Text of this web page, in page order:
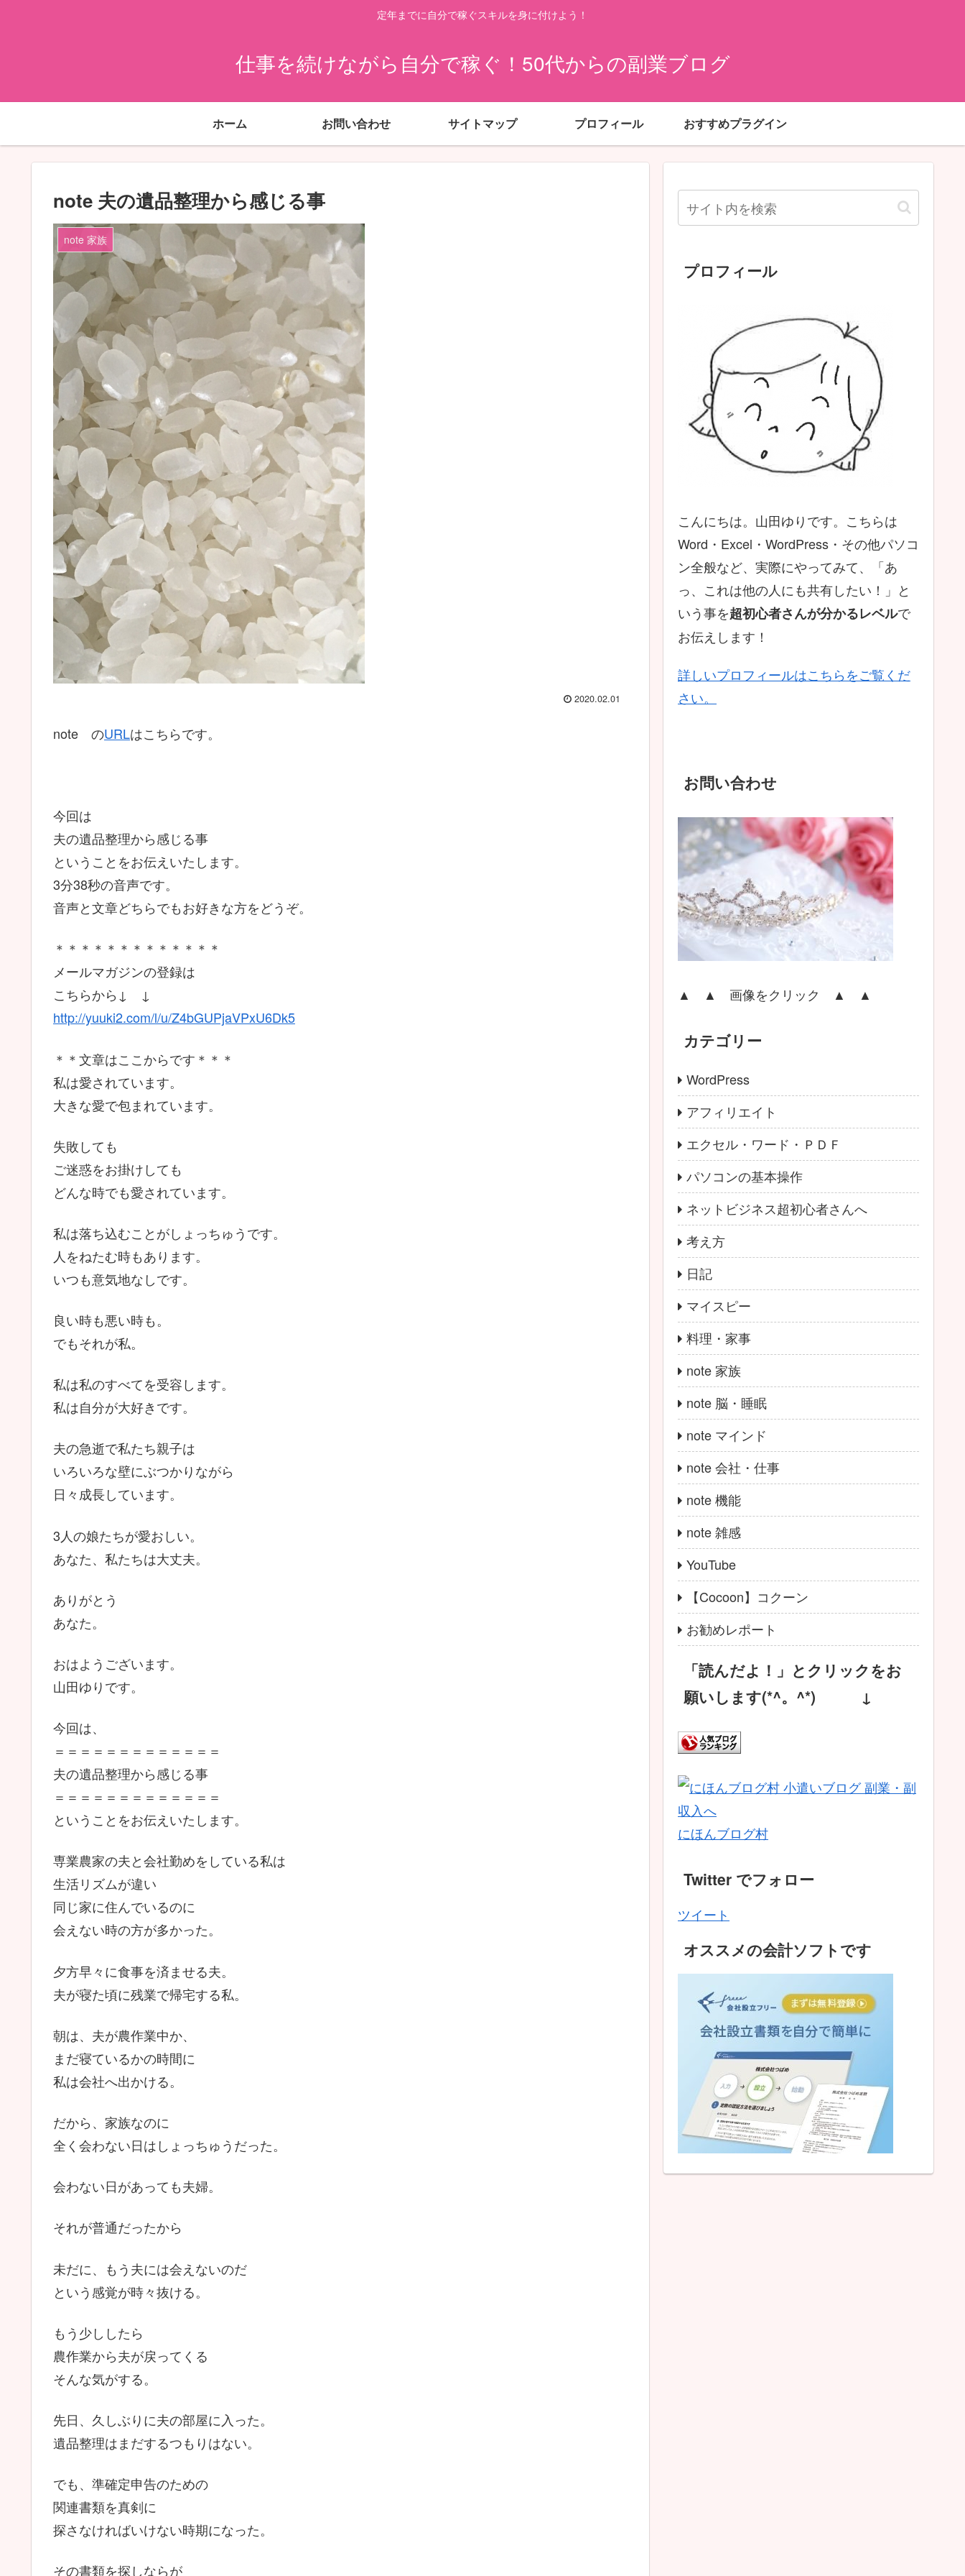
定年までに自分で稼ぐスキルを身に付けよう！
仕事を続けながら自分で稼ぐ！50代からの副業ブログ
ホーム お問い合わせ サイトマップ プロフィール おすすめプラグイン
note 夫の遺品整理から感じる事
note 家族
2020.02.01
note のURLはこちらです。
今回は
夫の遺品整理から感じる事
ということをお伝えいたします。
3分38秒の音声です。
音声と文章どちらでもお好きな方をどうぞ。
＊＊＊＊＊＊＊＊＊＊＊＊＊
メールマガジンの登録は
こちらから↓ ↓
http://yuuki2.com/l/u/Z4bGUPjaVPxU6Dk5
＊＊文章はここからです＊＊＊
私は愛されています。
大きな愛で包まれています。
失敗しても
ご迷惑をお掛けしても
どんな時でも愛されています。
私は落ち込むことがしょっちゅうです。
人をねたむ時もあります。
いつも意気地なしです。
良い時も悪い時も。
でもそれが私。
私は私のすべてを受容します。
私は自分が大好きです。
夫の急逝で私たち親子は
いろいろな壁にぶつかりながら
日々成長しています。
3人の娘たちが愛おしい。
あなた、私たちは大丈夫。
ありがとう
あなた。
おはようございます。
山田ゆりです。
今回は、
＝＝＝＝＝＝＝＝＝＝＝＝＝
夫の遺品整理から感じる事
＝＝＝＝＝＝＝＝＝＝＝＝＝
ということをお伝えいたします。
専業農家の夫と会社勤めをしている私は
生活リズムが違い
同じ家に住んでいるのに
会えない時の方が多かった。
夕方早々に食事を済ませる夫。
夫が寝た頃に残業で帰宅する私。
朝は、夫が農作業中か、
まだ寝ているかの時間に
私は会社へ出かける。
だから、家族なのに
全く会わない日はしょっちゅうだった。
会わない日があっても夫婦。
それが普通だったから
未だに、もう夫には会えないのだ
という感覚が時々抜ける。
もう少ししたら
農作業から夫が戻ってくる
そんな気がする。
先日、久しぶりに夫の部屋に入った。
遺品整理はまだするつもりはない。
でも、準確定申告のための
関連書類を真剣に
探さなければいけない時期になった。
その書類を探しならが
プロフィール
こんにちは。山田ゆりです。こちらは
Word・Excel・WordPress・その他パソコ
ン全般など、実際にやってみて、「あ
っ、これは他の人にも共有したい！」と
いう事を超初心者さんが分かるレベルで
お伝えします！
詳しいプロフィールはこちらをご覧くだ
さい。
お問い合わせ
▲ ▲ 画像をクリック ▲ ▲
カテゴリー
WordPress
アフィリエイト
エクセル・ワード・ＰＤＦ
パソコンの基本操作
ネットビジネス超初心者さんへ
考え方
日記
マイスピー
料理・家事
note 家族
note 脳・睡眠
note マインド
note 会社・仕事
note 機能
note 雑感
YouTube
【Cocoon】コクーン
お勧めレポート
「読んだよ！」とクリックをお
願いします(*^。^*) ↓
にほんブログ村
Twitter でフォロー
ツイート
オススメの会計ソフトです